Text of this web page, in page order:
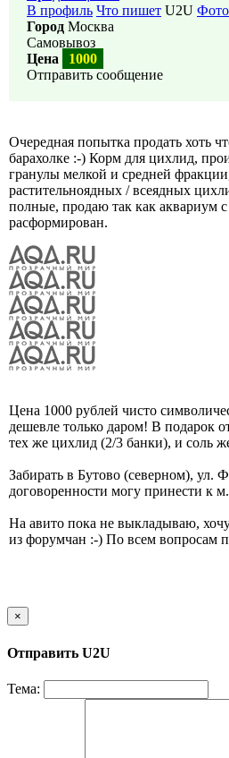
В профиль Что пишет U2U Фото
Город Москва
Самовывоз
Цена
1000
Отправить сообщение
Очередная попытка продать хоть
барахолке :-) Корм для цихлид,
гранулы мелкой и средней
растительноядных / всеядных
полные, продаю так как аквариум
расформирован.
Цена 1000 рублей чисто
дешевле только даром! В подарок
тех же цихлид (2/3 банки), и соль
Забирать в Бутово (северном), ул.
договоренности могу принести к
На авито пока не выкладываю,
из форумчан :-) По всем вопросам
×
Отправить U2U
Тема: